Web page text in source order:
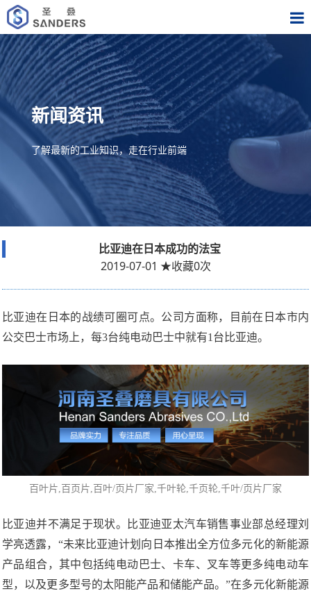
新闻资讯
了解最新的工业知识，走在行业前端
比亚迪在日本成功的法宝
2019-07-01 ★收藏0次
比亚迪在日本的战绩可圈可点。公司方面称，目前在日本市内
公交巴士市场上，每3台纯电动巴士中就有1台比亚迪。
百叶片,百页片,百叶/页片厂家,千叶轮,千页轮,千叶/页片厂家
比亚迪并不满足于现状。比亚迪亚太汽车销售事业部总经理刘
学亮透露，“未来比亚迪计划向日本推出全方位多元化的新能源
产品组合，其中包括纯电动巴士、卡车、叉车等更多纯电动车
型，以及更多型号的太阳能产品和储能产品。”在多元化新能源